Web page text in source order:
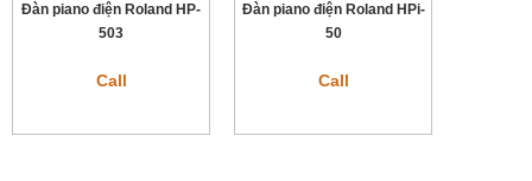
Đàn piano điện Roland HP-
503
Call
Đàn piano điện Roland HPi-
50
Call